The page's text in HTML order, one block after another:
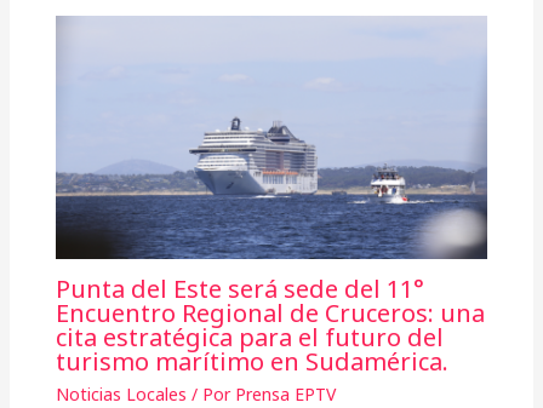
Punta del Este será sede del 11°
Encuentro Regional de Cruceros: una
cita estratégica para el futuro del
turismo marítimo en Sudamérica.
Noticias Locales / Por Prensa EPTV